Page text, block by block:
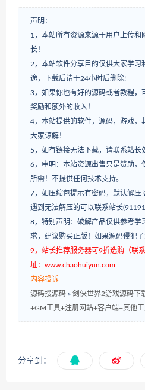
声明：
1，本站所有资源来源于用户上传和
长！
2，本站软件分享目的仅供大家学习
途，下载后请于24小时后删除!
3，如果你也有好的源码或者教程，
奖励和额外的收入！
4，本站提供的软件，源码，游戏，
大家谅解！
5，如有链接无法下载，请联系站长
6，申明：本站资源出售只是赞助，
所需！不提供任何技术支持。
7，如压缩包提示有密码，默认解压
遇到无法解压的可以联系站长
8，特别声明：破解产品仅供参考学
求，建议购买正版！如果源码侵犯
9，站长推荐服务器可9折选购（联
址：www.chaohuiyun.com
内容投诉
源码搜源码 » 剑侠世界2游戏源码下
+GM工具+注册网站+客户端+其他
分享到：